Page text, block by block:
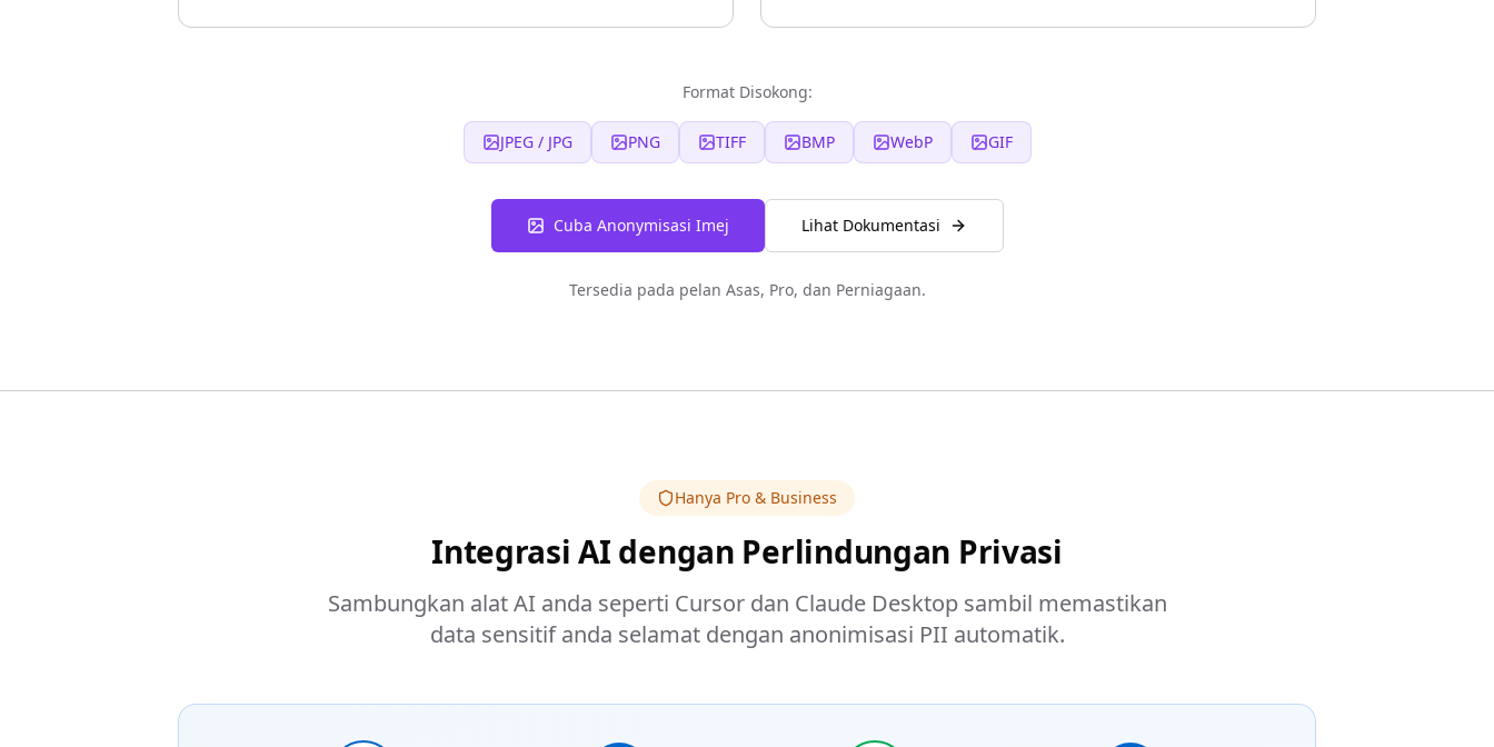
Format Disokong:
JPEG / JPG PNG TIFF BMP WebP GIF
Cuba Anonymisasi Imej Lihat Dokumentasi
Tersedia pada pelan Asas, Pro, dan Perniagaan.
Hanya Pro & Business
Integrasi AI dengan Perlindungan Privasi
Sambungkan alat AI anda seperti Cursor dan Claude Desktop sambil memastikan
data sensitif anda selamat dengan anonimisasi PII automatik.